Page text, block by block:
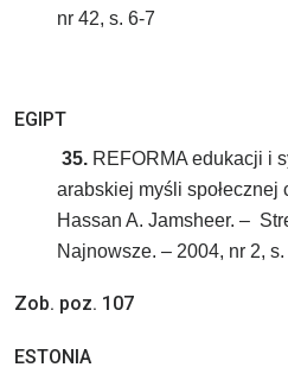
nr 42, s. 6-7
EGIPT
35. REFORMA edukacji i
arabskiej myśli
Hassan A. Jamsheer. –
Najnowsze. – 2004, nr 2,
Zob. poz. 107
ESTONIA